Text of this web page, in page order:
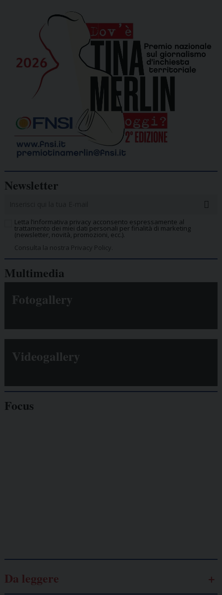
Newsletter
Letta l’informativa privacy acconsento espressamente al
trattamento dei miei dati personali per finalità di marketing
(newsletter, novità, promozioni, ecc.).
Consulta la nostra Privacy Policy.
Multimedia
Fotogallery
Videogallery
Focus
Da leggere